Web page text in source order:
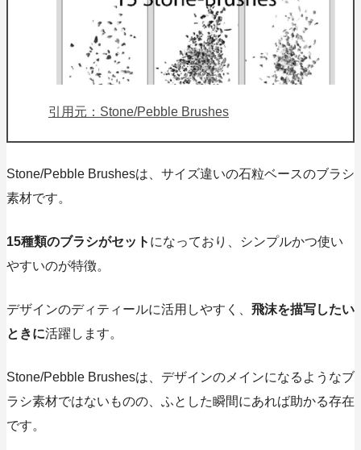
引用元：Stone/Pebble Brushes
Stone/Pebble Brushesは、サイズ違いの石粒ベースのブラシ
素材です。
15種類のブラシがセット になっており、シンプルかつ使い
やすいのが特徴。
デザインのディティールに活用しやすく、 飛沫を描写したい
ときに活躍します。
Stone/Pebble Brushesは、デザインのメインになるようなブ
ラシ素材ではないものの、ふとした瞬間にあれば助かる存在
です。